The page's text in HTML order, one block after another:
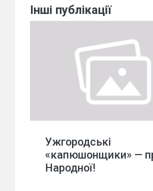
Інші публікації
Ужгородські
«капюшонщики» —
Народної!